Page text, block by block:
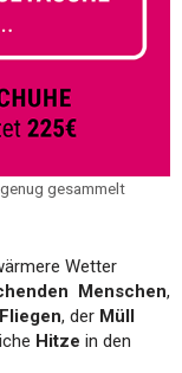
gesammelt
Wetter
Menschen,
Fliegen, der Müll
Hitze in den